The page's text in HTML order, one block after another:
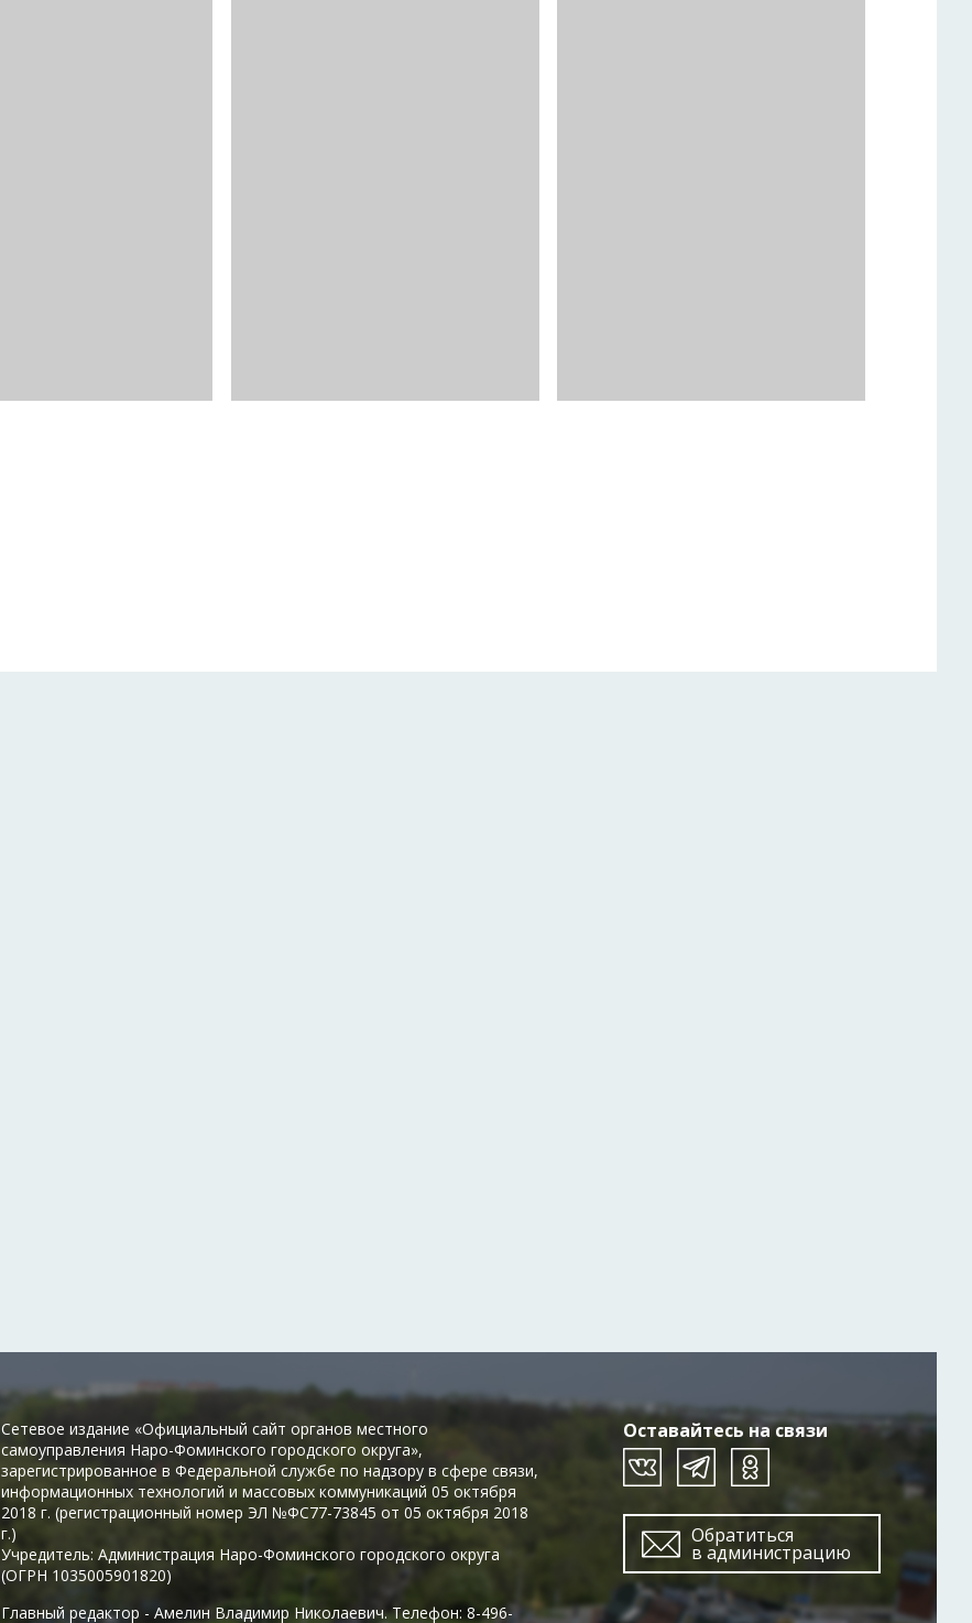
Оставайтесь на связи
Обратиться
в администрацию
Сетевое издание «Официальный сайт органов местного
самоуправления Наро-Фоминского городского округа»,
зарегистрированное в Федеральной службе по надзору в сфере связи,
информационных технологий и массовых коммуникаций 05 октября
2018 г. (регистрационный номер ЭЛ №ФС77-73845 от 05 октября 2018
г.)
Учредитель: Администрация Наро-Фоминского городского округа
(ОГРН 1035005901820)
Главный редактор - Амелин Владимир Николаевич. Телефон: 8-496-